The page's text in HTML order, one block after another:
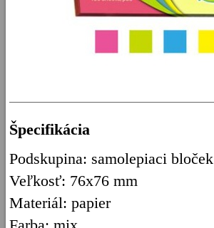
Špecifikácia
Podskupina: samolepiaci bloček
Veľkosť: 76x76 mm
Materiál: papier